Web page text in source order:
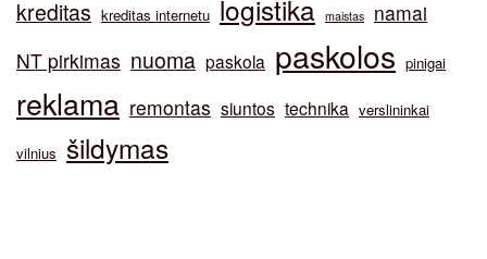
kreditas kreditas internetu logistika maistas
namai
NT pirkimas nuoma paskola paskolos pinigai
reklama remontas siuntos technika verslininkai
vilnius šildymas